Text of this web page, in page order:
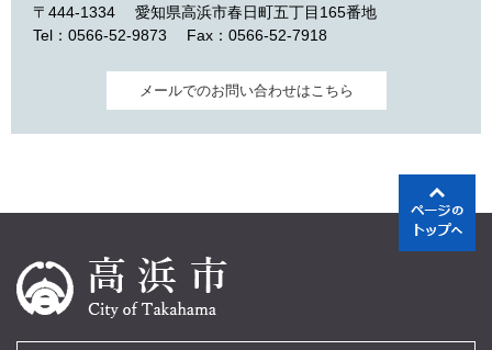
〒444-1334
愛知県高浜市春日町五丁目165番地
Tel：0566-52-9873
Fax：0566-52-7918
メールでのお問い合わせはこちら